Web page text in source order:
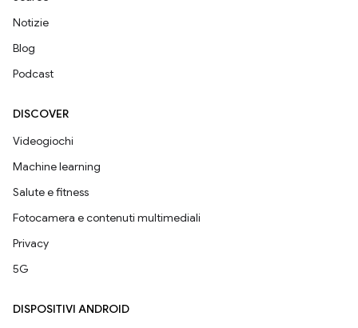
Notizie
Blog
Podcast
DISCOVER
Videogiochi
Machine learning
Salute e fitness
Fotocamera e contenuti multimediali
Privacy
5G
DISPOSITIVI ANDROID